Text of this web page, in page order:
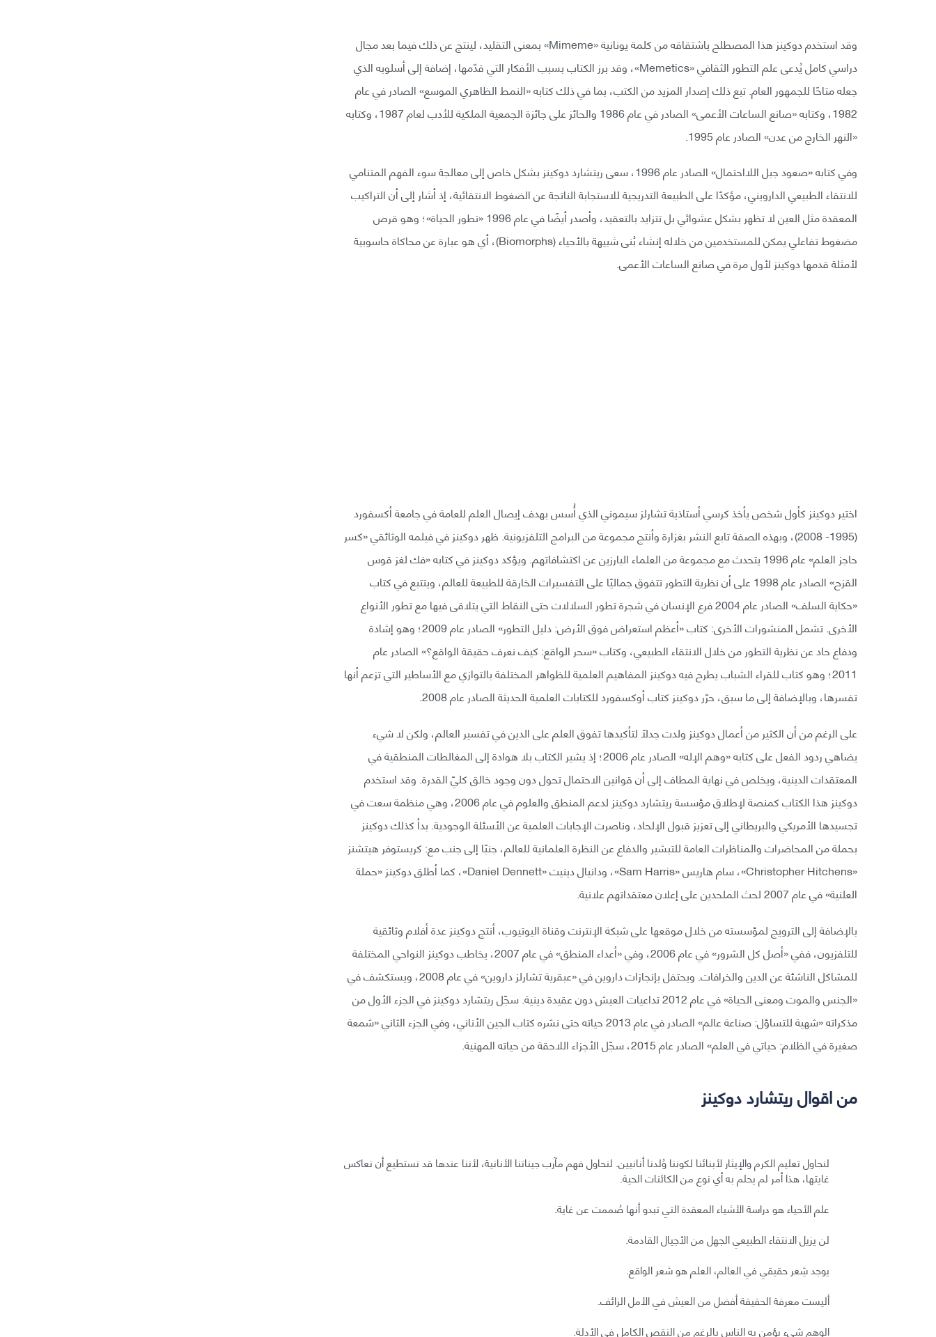
وقد استخدم دوكينز هذا المصطلح باشتقاقه من كلمة يونانية «Mimeme» بمعنى التقليد، لينتج عن ذلك فيما بعد مجال
دراسي كامل يُدعى علم التطور الثقافي «Memetics»، وقد برز الكتاب بسبب الأفكار التي قدّمها، إضافة إلى أسلوبه الذي
جعله متاحًا للجمهور العام. تبع ذلك إصدار المزيد من الكتب، بما في ذلك كتابه «النمط الظاهري الموسع» الصادر في عام
1982، وكتابه «صانع الساعات الأعمى» الصادر في عام 1986 والحائز على جائزة الجمعية الملكية للأدب لعام 1987، وكتابه
«النهر الخارج من عدن» الصادر عام 1995.
وفي كتابه «صعود جبل اللااحتمال» الصادر عام 1996، سعى ريتشارد دوكينز بشكل خاص إلى معالجة سوء الفهم المتنامي
للانتقاء الطبيعي الدارويني، مؤكدًا على الطبيعة التدريجية للاستجابة الناتجة عن الضغوط الانتقائية، إذ أشار إلى أن التراكيب
المعقدة مثل العين لا تظهر بشكل عشوائي بل تتزايد بالتعقيد، وأصدر أيضًا في عام 1996 «تطور الحياة»؛ وهو قرص
مضغوط تفاعلي يمكن للمستخدمين من خلاله إنشاء بُنى شبيهة بالأحياء (Biomorphs)، أي هو عبارة عن محاكاة حاسوبية
لأمثلة قدمها دوكينز لأول مرة في صانع الساعات الأعمى.
اختير دوكينز كأول شخص يأخذ كرسي أستاذية تشارلز سيموني الذي أُسس بهدف إيصال العلم للعامة في جامعة أكسفورد
(1995- 2008)، وبهذه الصفة تابع النشر بغزارة وأنتج مجموعة من البرامج التلفزيونية. ظهر دوكينز في فيلمه الوثائقي «كسر
حاجز العلم» عام 1996 يتحدث مع مجموعة من العلماء البارزين عن اكتشافاتهم. ويؤكد دوكينز في كتابه «فك لغز قوس
القزح» الصادر عام 1998 على أن نظرية التطور تتفوق جماليًا على التفسيرات الخارقة للطبيعة للعالم، ويتتبع في كتاب
«حكاية السلف» الصادر عام 2004 فرع الإنسان في شجرة تطور السلالات حتى النقاط التي يتلاقى فيها مع تطور الأنواع
الأخرى. تشمل المنشورات الأخرى: كتاب «أعظم استعراض فوق الأرض: دليل التطور» الصادر عام 2009؛ وهو إشادة
ودفاع حاد عن نظرية التطور من خلال الانتقاء الطبيعي، وكتاب «سحر الواقع: كيف نعرف حقيقة الواقع؟» الصادر عام
2011؛ وهو كتاب للقراء الشباب يطرح فيه دوكينز المفاهيم العلمية للظواهر المختلفة بالتوازي مع الأساطير التي تزعم أنها
تفسرها، وبالإضافة إلى ما سبق، حرّر دوكينز كتاب أوكسفورد للكتابات العلمية الحديثة الصادر عام 2008.
على الرغم من أن الكثير من أعمال دوكينز ولدت جدلًا لتأكيدها تفوق العلم على الدين في تفسير العالم، ولكن لا شيء
يضاهي ردود الفعل على كتابه «وهم الإله» الصادر عام 2006؛ إذ يشير الكتاب بلا هوادة إلى المغالطات المنطقية في
المعتقدات الدينية، ويخلص في نهاية المطاف إلى أن قوانين الاحتمال تحول دون وجود خالق كليّ القدرة. وقد استخدم
دوكينز هذا الكتاب كمنصة لإطلاق مؤسسة ريتشارد دوكينز لدعم المنطق والعلوم في عام 2006، وهي منظمة سعت في
تجسيدها الأمريكي والبريطاني إلى تعزيز قبول الإلحاد، وناصرت الإجابات العلمية عن الأسئلة الوجودية. بدأ كذلك دوكينز
بحملة من المحاضرات والمناظرات العامة للتبشير والدفاع عن النظرة العلمانية للعالم، جنبًا إلى جنب مع: كريستوفر هيتشنز
«Christopher Hitchens»، سام هاريس «Sam Harris»، ودانيال دينيت «Daniel Dennett»، كما أطلق دوكينز «حملة
العلنية» في عام 2007 لحث الملحدين على إعلان معتقداتهم علانية.
بالإضافة إلى الترويج لمؤسسته من خلال موقعها على شبكة الإنترنت وقناة اليوتيوب، أنتج دوكينز عدة أفلام وثائقية
للتلفزيون، ففي «أصل كل الشرور» في عام 2006، وفي «أعداء المنطق» في عام 2007، يخاطب دوكينز النواحي المختلفة
للمشاكل الناشئة عن الدين والخرافات. ويحتفل بإنجازات داروين في «عبقرية تشارلز داروين» في عام 2008، ويستكشف في
«الجنس والموت ومعنى الحياة» في عام 2012 تداعيات العيش دون عقيدة دينية. سجّل ريتشارد دوكينز في الجزء الأول من
مذكراته «شهية للتساؤل: صناعة عالم» الصادر في عام 2013 حياته حتى نشره كتاب الجين الأناني، وفي الجزء الثاني «شمعة
صغيرة في الظلام: حياتي في العلم» الصادر عام 2015، سجّل الأجزاء اللاحقة من حياته المهنية.
من اقوال ريتشارد دوكينز
لنحاول تعليم الكرم والإيثار لأبنائنا لكوننا وُلدنا أنانيين. لنحاول فهم مآرب جيناتنا الأنانية، لأننا عندها قد نستطيع أن نعاكس
غايتها، هذا أمر لم يحلم به أي نوع من الكائنات الحية.
علم الأحياء هو دراسة الأشياء المعقدة التي تبدو أنها صُممت عن غاية.
لن يزيل الانتقاء الطبيعي الجهل من الأجيال القادمة.
يوجد شِعر حقيقي في العالم، العلم هو شعر الواقع.
أليست معرفة الحقيقة أفضل من العيش في الأمل الزائف.
الوهم شيء يؤمن به الناس بالرغم من النقص الكامل في الأدلة.